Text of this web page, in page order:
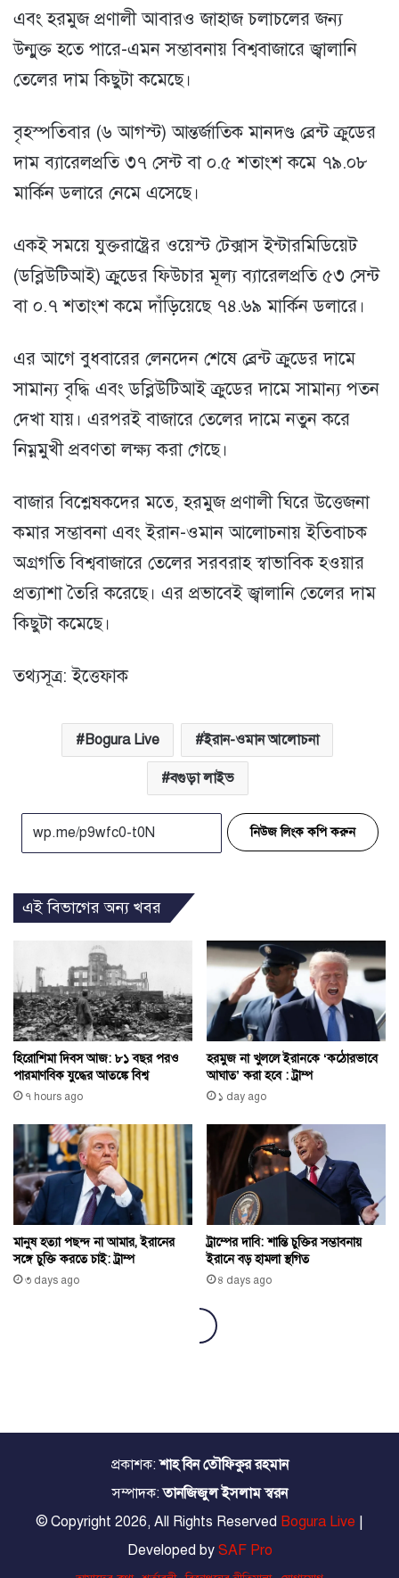
প্রকাশক:শাহ বিন তৌফিকুর রহমান
সম্পাদক:তানজিজুল ইসলাম স্বরন
© Copyright 2026, All Rights Reserved Bogura Live
Developed by SAF Pro